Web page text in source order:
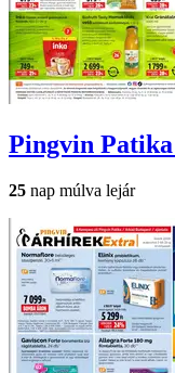
Pingvin Patika
25 nap múlva lejár